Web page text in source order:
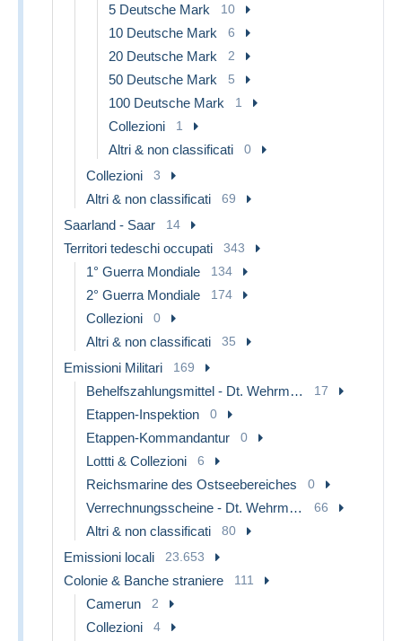
5 Deutsche Mark 10
10 Deutsche Mark 6
20 Deutsche Mark 2
50 Deutsche Mark 5
100 Deutsche Mark 1
Collezioni 1
Altri & non classificati 0
Collezioni 3
Altri & non classificati 69
Saarland - Saar 14
Territori tedeschi occupati 343
1° Guerra Mondiale 134
2° Guerra Mondiale 174
Collezioni 0
Altri & non classificati 35
Emissioni Militari 169
Behelfszahlungsmittel - Dt. Wehrmacht 17
Etappen-Inspektion 0
Etappen-Kommandantur 0
Lottti & Collezioni 6
Reichsmarine des Ostseebereiches 0
Verrechnungsscheine - Dt. Wehrmacht 66
Altri & non classificati 80
Emissioni locali 23.653
Colonie & Banche straniere 111
Camerun 2
Collezioni 4